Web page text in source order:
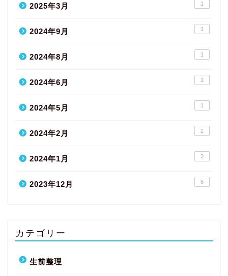
2025年3月 1
2024年9月 1
2024年8月 1
2024年6月 1
2024年5月 1
2024年2月 2
2024年1月 2
2023年12月 6
カテゴリー
生前整理